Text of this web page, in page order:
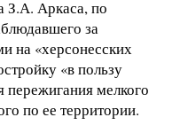
З.А. Аркаса, по
за
на «херсонесских
«в пользу
пережигания мелкого
по ее территории.